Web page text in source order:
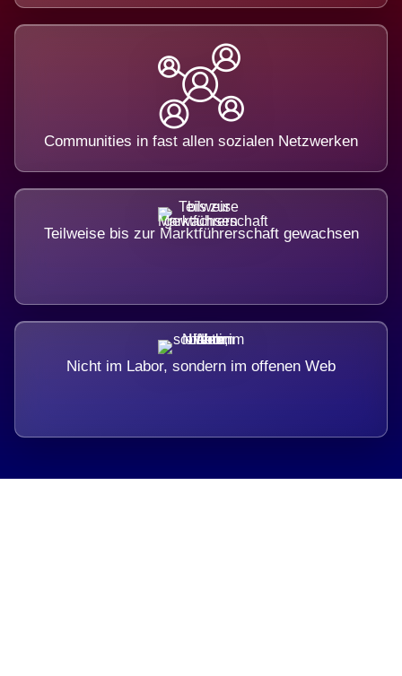
Communities in fast allen sozialen Netzwerken
Teilweise bis zur Marktführerschaft gewachsen
Nicht im Labor, sondern im offenen Web